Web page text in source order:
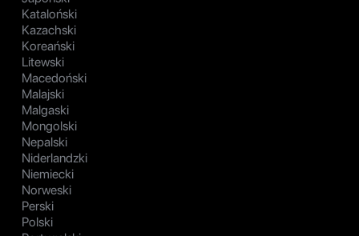
Kataloński
Kazachski
Koreański
Litewski
Macedoński
Malajski
Malgaski
Mongolski
Nepalski
Niderlandzki
Niemiecki
Norweski
Perski
Polski